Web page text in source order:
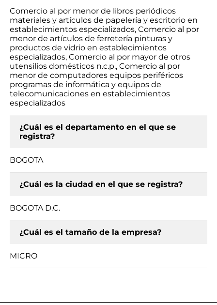
Comercio al por menor de libros periódicos
materiales y artículos de papelería y escritorio en
establecimientos especializados, Comercio al por
menor de artículos de ferretería pinturas y
productos de vidrio en establecimientos
especializados, Comercio al por mayor de otros
utensilios domésticos n.c.p., Comercio al por
menor de computadores equipos periféricos
programas de informática y equipos de
telecomunicaciones en establecimientos
especializados
¿Cuál es el departamento en el que se
registra?
BOGOTA
¿Cuál es la ciudad en el que se registra?
BOGOTA D.C.
¿Cuál es el tamaño de la empresa?
MICRO